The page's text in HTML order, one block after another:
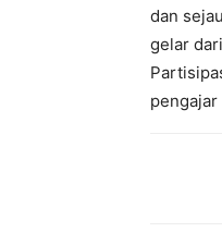
dan
gelar